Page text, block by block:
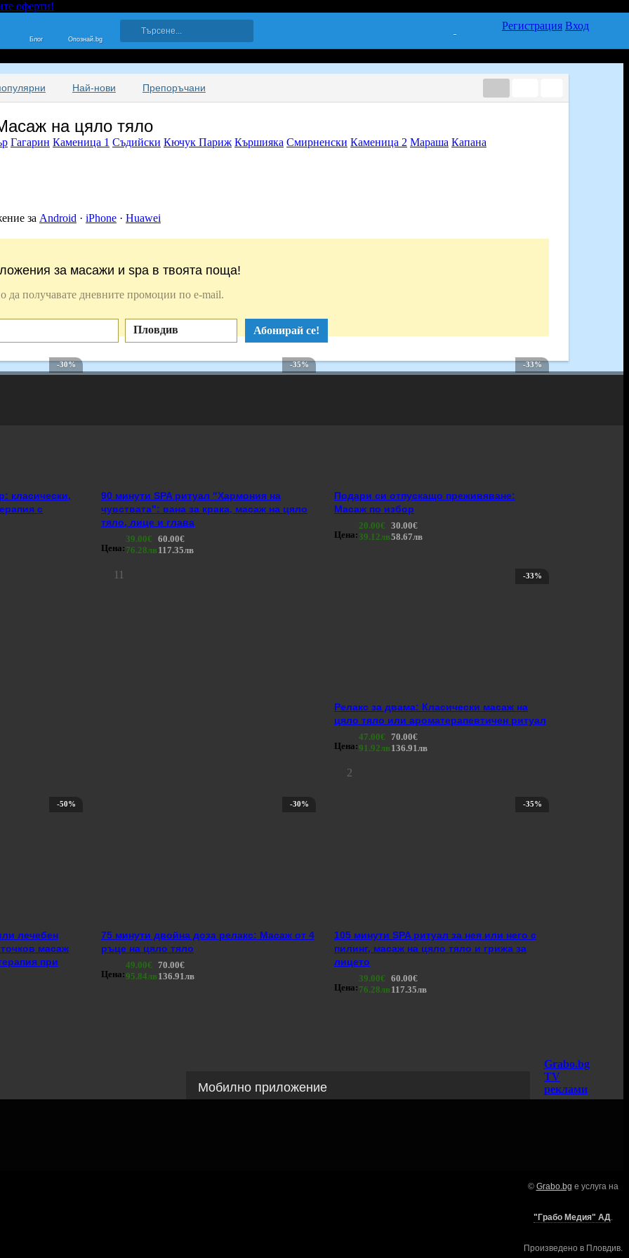
оферти!
Блог Опознай.bg
Регистрация Вход
Най-нови Препоръчани
на цяло тяло
Гагарин Каменица 1 Съдийски Кючук Париж Кършияка Смирненски Каменица 2 Мараша Капана
за Android · iPhone · Huawei
за масажи и spa в твоята поща!
да получавате дневните промоции по e-mail.
Пловдив Абонирай се!
-30%
класически,
с
-35%
90 минути SPA ритуал "Хармония на
чувствата": вана за крака, масаж на цяло
тяло, лице и глава
Цена:
39.00€
76.28лв
60.00€
117.35лв
11
-33%
Подари си отпускащо преживяване:
Масаж по избор
Цена:
20.00€
39.12лв
30.00€
58.67лв
-33%
Релакс за двама: Класически масаж на
цяло тяло или ароматерапевтичен ритуал
Цена:
47.00€
91.92лв
70.00€
136.91лв
2
-50%
лечебен
масаж
при
-30%
75 минути двойна доза релакс: Масаж от 4
ръце на цяло тяло
Цена:
49.00€
95.84лв
70.00€
136.91лв
-35%
105 минути SPA ритуал за нея или него с
пилинг, масаж на цяло тяло и грижа за
лицето
Цена:
39.00€
76.28лв
60.00€
117.35лв
Мобилно приложение
Grabo.bg
TV
реклами
© Grabo.bg е услуга на
"Грабо Медия" АД.
Произведено в Пловдив.